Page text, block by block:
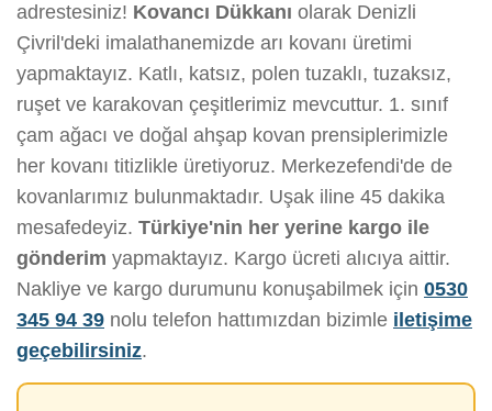
adrestesiniz! Kovancı Dükkanı olarak Denizli
Çivril'deki imalathanemizde arı kovanı üretimi
yapmaktayız. Katlı, katsız, polen tuzaklı, tuzaksız,
ruşet ve karakovan çeşitlerimiz mevcuttur. 1. sınıf
çam ağacı ve doğal ahşap kovan prensiplerimizle
her kovanı titizlikle üretiyoruz. Merkezefendi'de de
kovanlarımız bulunmaktadır. Uşak iline 45 dakika
mesafedeyiz. Türkiye'nin her yerine kargo ile
gönderim yapmaktayız. Kargo ücreti alıcıya aittir.
Nakliye ve kargo durumunu konuşabilmek için 0530
345 94 39 nolu telefon hattımızdan bizimle iletişime
geçebilirsiniz.